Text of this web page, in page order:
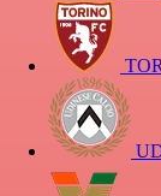
TOR